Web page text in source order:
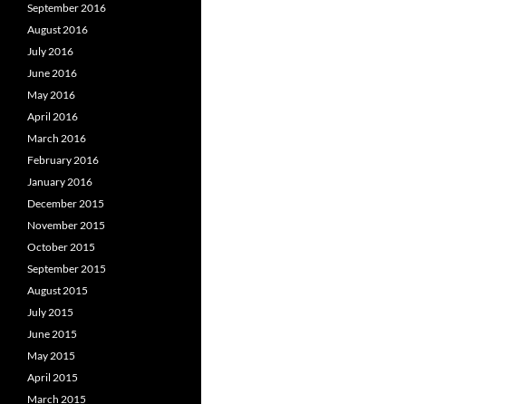
September 2016
August 2016
July 2016
June 2016
May 2016
April 2016
March 2016
February 2016
January 2016
December 2015
November 2015
October 2015
September 2015
August 2015
July 2015
June 2015
May 2015
April 2015
March 2015